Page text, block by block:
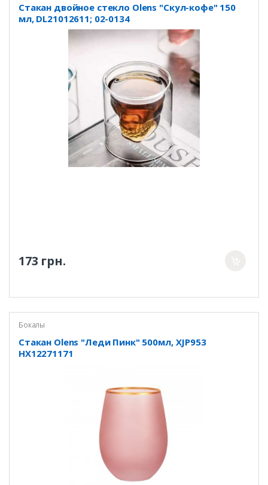
Стакан двойное стекло Olens "Скул-кофе" 150
мл, DL21012611; 02-0134
173 грн.
Бокалы
Стакан Olens "Леди Пинк" 500мл, XJP953
HX12271171